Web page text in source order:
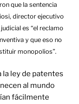
que la sentencia
director ejecutivo
es “el reclamo
y que eso no
monopolios”.
la ley de patentes
al mundo
fácilmente